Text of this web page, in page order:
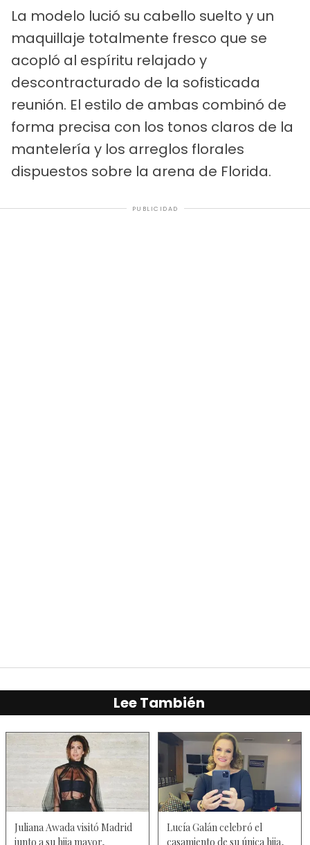
La modelo lució su cabello suelto y un
maquillaje totalmente fresco que se
acopló al espíritu relajado y
descontracturado de la sofisticada
reunión. El estilo de ambas combinó de
forma precisa con los tonos claros de la
mantelería y los arreglos florales
dispuestos sobre la arena de Florida.
PUBLICIDAD
Lee También
Juliana Awada visitó Madrid
junto a su hija mayor,
Lucía Galán celebró el
casamiento de su única hija,